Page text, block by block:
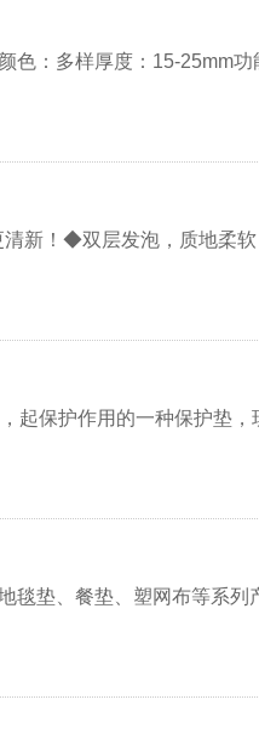
色：多样厚度：15-25mm
新！◆双层发泡，质地柔
保护作用的一种保护垫，
垫、餐垫、塑网布等系列